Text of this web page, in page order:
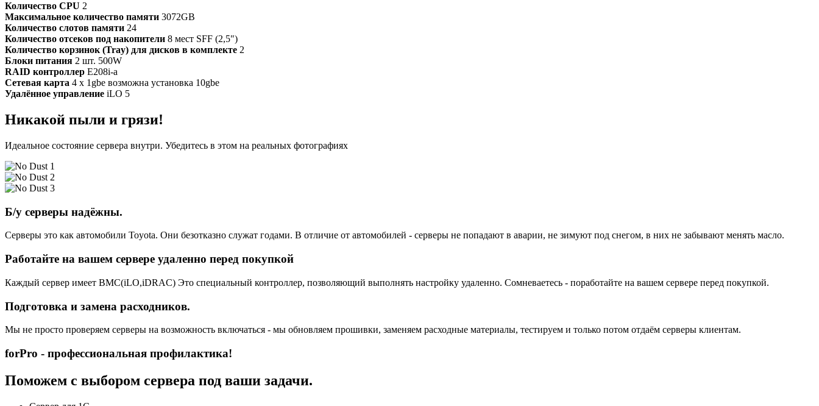
Количество CPU 2
Максимальное количество памяти 3072GB
Количество слотов памяти 24
Количество отсеков под накопители 8 мест SFF (2,5")
Количество корзинок (Tray) для дисков в комплекте 2
Блоки питания 2 шт. 500W
RAID контроллер E208i-a
Сетевая карта 4 x 1gbe возможна установка 10gbe
Удалённое управление iLO 5
Никакой пыли и грязи!
Идеальное состояние сервера внутри. Убедитесь в этом на реальных фотографиях
Б/у серверы надёжны.
Серверы это как автомобили Toyota. Они безотказно служат годами. В отличие от автомобилей - серверы не попадают в аварии, не зимуют под снегом, в них не забывают менять масло.
Работайте на вашем сервере удаленно перед покупкой
Каждый сервер имеет BMC(iLO,iDRAC) Это специальный контроллер, позволяющий выполнять настройку удаленно. Сомневаетесь - поработайте на вашем сервере перед покупкой.
Подготовка и замена расходников.
Мы не просто проверяем серверы на возможность включаться - мы обновляем прошивки, заменяем расходные материалы, тестируем и только потом отдаём серверы клиентам.
forPro - профессиональная профилактика!
Поможем с выбором сервера под ваши задачи.